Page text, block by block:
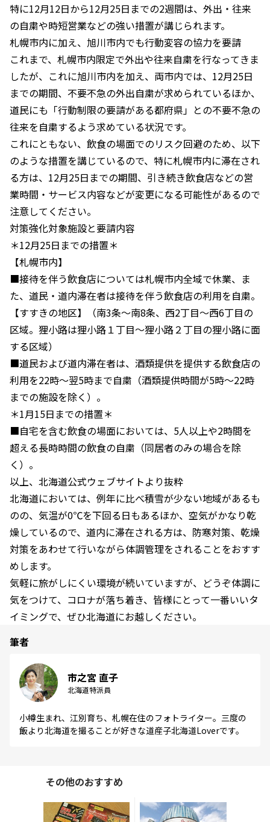
特に12月12日から12月25日までの2週間は、外出・往来
の自粛や時短営業などの強い措置が講じられます。
札幌市内に加え、旭川市内でも行動変容の協力を要請
これまで、札幌市内限定で外出や往来自粛を行なってきま
したが、これに旭川市内を加え、両市内では、12月25日
までの期間、不要不急の外出自粛が求められているほか、
道民にも「行動制限の要請がある都府県」との不要不急の
往来を自粛するよう求めている状況です。
これにともない、飲食の場面でのリスク回避のため、以下
のような措置を講じているので、特に札幌市内に滞在され
る方は、12月25日までの期間、引き続き飲食店などの営
業時間・サービス内容などが変更になる可能性があるので
注意してください。
対策強化対象施設と要請内容
＊12月25日までの措置＊
【札幌市内】
■接待を伴う飲食店については札幌市内全域で休業、ま
た、道民・道内滞在者は接待を伴う飲食店の利用を自粛。
【すすきの地区】（南3条〜南8条、西2丁目〜西6丁目の
区域。狸小路は狸小路１丁目〜狸小路２丁目の狸小路に面
する区域）
■道民および道内滞在者は、酒類提供を提供する飲食店の
利用を22時〜翌5時まで自粛（酒類提供時間が5時〜22時
までの施設を除く）。
＊1月15日までの措置＊
■自宅を含む飲食の場面においては、5人以上や2時間を
超える長時時間の飲食の自粛（同居者のみの場合を除
く）。
以上、北海道公式ウェブサイトより抜粋
北海道においては、例年に比べ積雪が少ない地域があるも
のの、気温が0℃を下回る日もあるほか、空気がかなり乾
燥しているので、道内に滞在される方は、防寒対策、乾燥
対策をあわせて行いながら体調管理をされることをおすす
めします。
気軽に旅がしにくい環境が続いていますが、どうぞ体調に
気をつけて、コロナが落ち着き、皆様にとって一番いいタ
イミングで、ぜひ北海道にお越しください。
筆者
市之宮 直子
北海道特派員
小樽生まれ、江別育ち、札幌在住のフォトライター。三度の
飯より北海道を撮ることが好きな道産子北海道Loverです。
その他のおすすめ